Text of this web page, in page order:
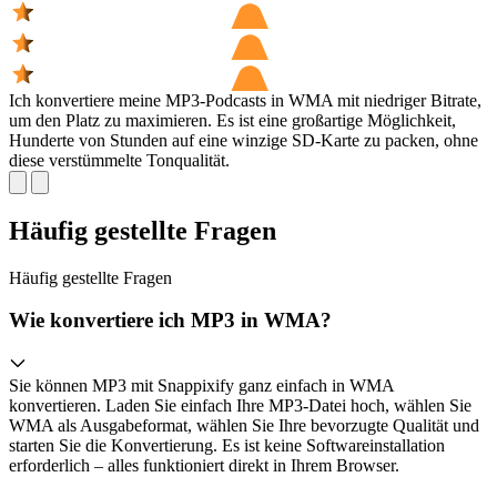
Ich konvertiere meine MP3-Podcasts in WMA mit niedriger Bitrate,
um den Platz zu maximieren. Es ist eine großartige Möglichkeit,
Hunderte von Stunden auf eine winzige SD-Karte zu packen, ohne
diese verstümmelte Tonqualität.
Häufig gestellte Fragen
Häufig gestellte Fragen
Wie konvertiere ich MP3 in WMA?
Sie können MP3 mit Snappixify ganz einfach in WMA
konvertieren. Laden Sie einfach Ihre MP3-Datei hoch, wählen Sie
WMA als Ausgabeformat, wählen Sie Ihre bevorzugte Qualität und
starten Sie die Konvertierung. Es ist keine Softwareinstallation
erforderlich – alles funktioniert direkt in Ihrem Browser.